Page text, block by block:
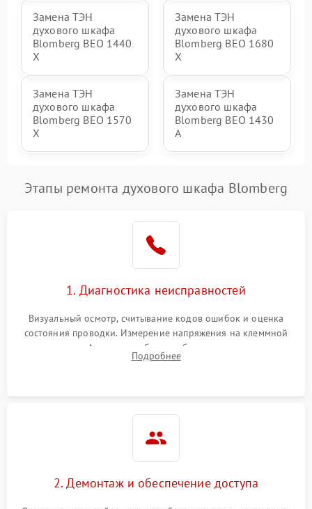
Замена ТЭН
духового шкафа
Blomberg BEO 1440
X
Замена ТЭН
духового шкафа
Blomberg BEO 1680
X
Замена ТЭН
духового шкафа
Blomberg BEO 1570
X
Замена ТЭН
духового шкафа
Blomberg BEO 1430
A
Этапы ремонта духового шкафа Blomberg
1. Диагностика неисправностей
Визуальный осмотр, считывание кодов ошибок и оценка
состояния проводки. Измерение напряжения на клеммной
колодке. Анализ жалоб на проблемы с нагревом,
конвекцией, панелью управления или блокировкой дверцы.
Подробнее
2. Демонтаж и обеспечение доступа